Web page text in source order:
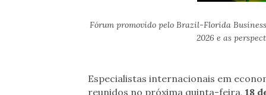
Fórum promovido pelo Brazil-Florida
2026 e as
Especialistas internacionais em
reunidos no próxima quinta-feira, 18